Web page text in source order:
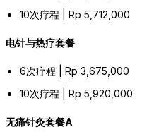
10次疗程 | Rp 5,712,000
电针与热疗套餐
6次疗程 | Rp 3,675,000
10次疗程 | Rp 5,920,000
无痛针灸套餐A